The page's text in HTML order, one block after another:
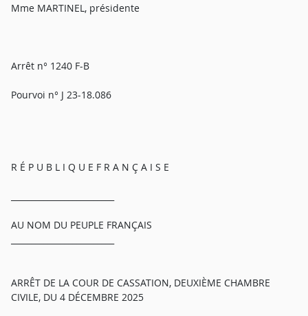
Mme MARTINEL, présidente
Arrêt n° 1240 F-B
Pourvoi n° J 23-18.086
R É P U B L I Q U E F R A N Ç A I S E
AU NOM DU PEUPLE FRANÇAIS
ARRÊT DE LA COUR DE CASSATION, DEUXIÈME CHAMBRE
CIVILE, DU 4 DÉCEMBRE 2025